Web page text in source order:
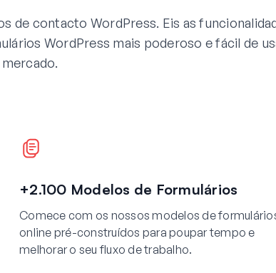
de contacto WordPress. Eis as
WordPress mais poderoso e fácil de
mercado.
+2.100 Modelos de Formulários
Comece com os nossos modelos de
online pré-construídos para poupar tempo e
melhorar o seu fluxo de trabalho.